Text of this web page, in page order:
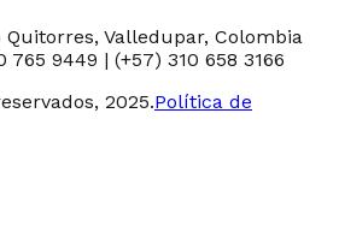
Valledupar, Colombia
765 9449 | (+57) 310 658 3166
2025.Política de